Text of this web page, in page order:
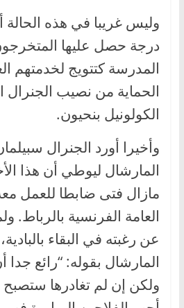
وليس غريبا في هذه
درجة حصل عليها
المدرسة كتتويج لخدمتهم
الحماية من نصيب الجنرال
الكولونيل بنحيون.
المارشال ليوطي أن هذا
مازال فتى ضابطا للعمل
العامة الفرنسية بالرباط.
عن رغبته في البقاء
المارشال بقوله: “رائع جدا
ولكن إن لم تغادرها ستصبح